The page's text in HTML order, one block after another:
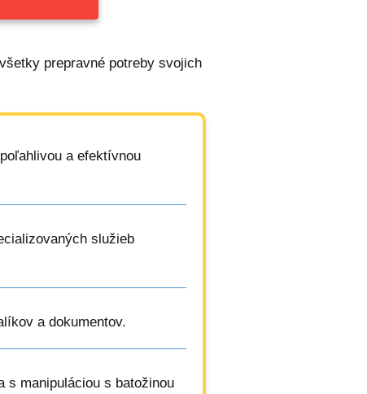
prepravné potreby svojich
a efektívnou
služieb
a dokumentov.
s manipuláciou s batožinou